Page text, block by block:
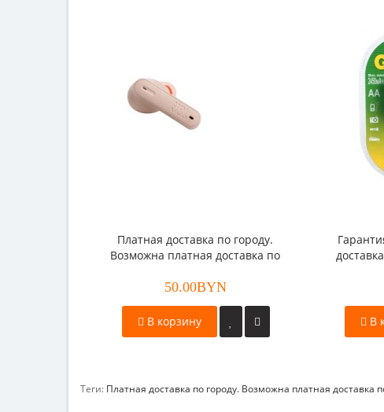
Платная доставка по городу.
Возможна платная доставка по
50.00BYN
В корзину В
Теги: Платная доставка по городу. Возможна платная доставка